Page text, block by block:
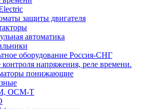
защиты двигателя
автоматика
оборудование Россия-СНГ
контроля напряжения, реле времени.
понижающие
ОСМ-Т